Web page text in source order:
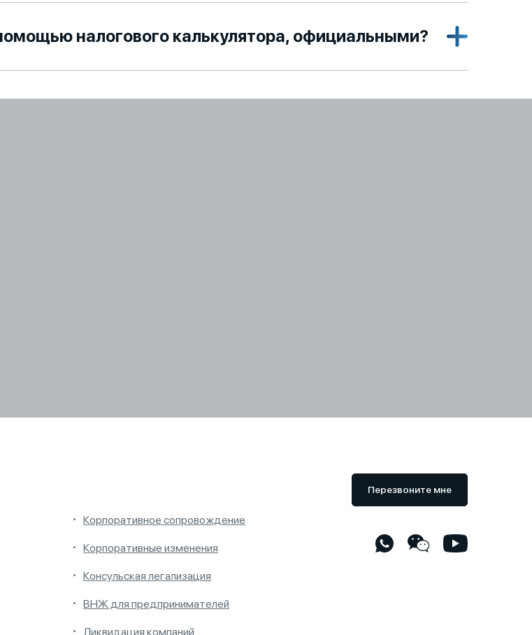
налогового калькулятора, официальными?
Корпоративное сопровождение
Корпоративные изменения
Консульская легализация
ВНЖ для предпринимателей
Ликвидация компаний
Перезвоните мне